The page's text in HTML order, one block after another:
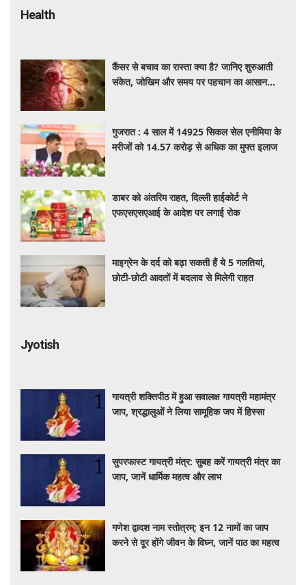
Health
कैंसर से बचाव का रास्ता क्या है? जानिए शुरुआती
संकेत, जोखिम और समय पर पहचान का आसान
गुजरात : 4 साल में 14925 सिकल सेल एनीमिया के
मरीजों को 14.57 करोड़ से अधिक का मुफ्त इलाज
डाबर को अंतरिम राहत, दिल्ली हाईकोर्ट ने
एफएसएसएआई के आदेश पर लगाई रोक
माइग्रेन के दर्द को बढ़ा सकती हैं ये 5 गलतियां,
छोटी-छोटी आदतों में बदलाव से मिलेगी राहत
Jyotish
गायत्री शक्तिपीठ में हुआ सवालक्ष गायत्री महामंत्र
जाप, श्रद्धालुओं ने लिया सामूहिक जप में हिस्सा
सुपरफास्ट गायत्री मंत्र: सुबह करें गायत्री मंत्र का
जाप, जानें धार्मिक महत्व और लाभ
गणेश द्वादश नाम स्तोत्रम्: इन 12 नामों का जाप
करने से दूर होंगे जीवन के विघ्न, जानें पाठ का महत्व